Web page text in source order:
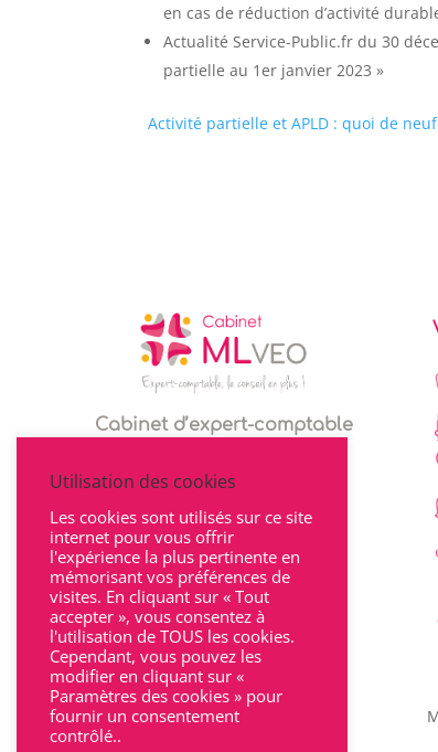
en cas de réduction d’activité
Actualité Service-Public.fr du 30
partielle au 1er janvier 2023 »
Activité partielle et APLD : quoi de
Cabinet d’expert-comptable
Espace client
Utilisation des cookies
Les cookies sont utilisés sur ce site
internet pour vous offrir
l'expérience la plus pertinente en
mémorisant vos préférences de
visites. En cliquant sur « Tout
accepter », vous consentez à
l'utilisation de TOUS les cookies.
Cependant, vous pouvez les
modifier en cliquant sur «
Paramètres des cookies » pour
fournir un consentement
contrôlé..